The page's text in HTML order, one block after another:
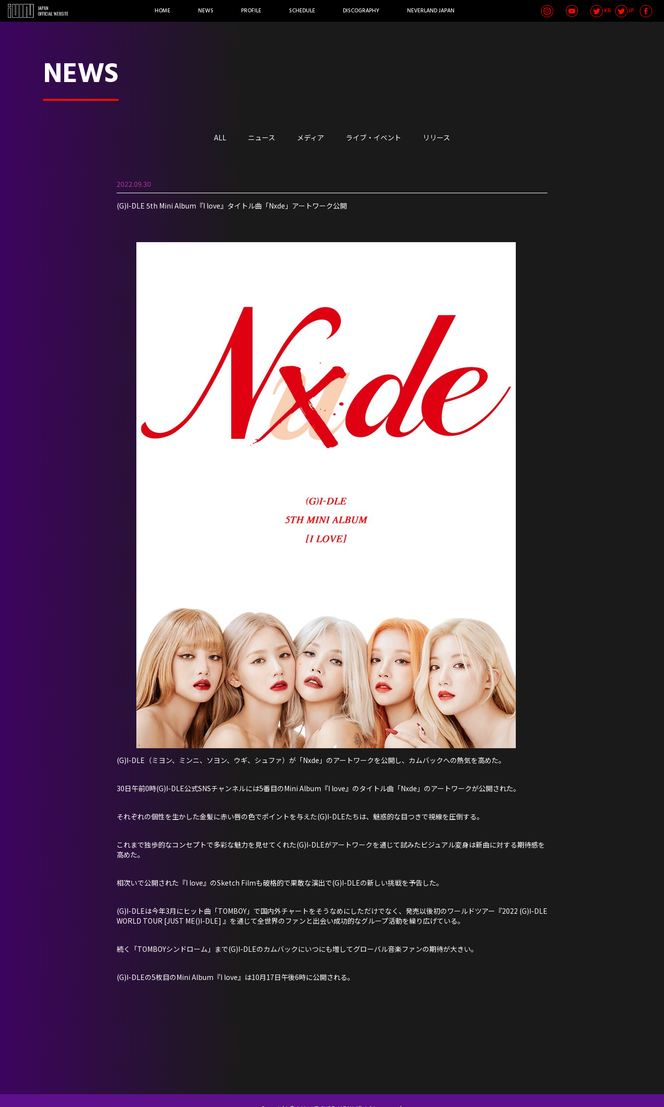
HOME NEWS PROFILE SCHEDULE DISCOGRAPHY NEVERLAND JAPAN KR JP
NEWS
ALL ニュース メディア ライブ・イベント リリース
2022.09.30
(G)I-DLE 5th Mini Album『I love』タイトル曲「Nxde」アートワーク公開
(G)I-DLE（ミヨン、ミンニ、ソヨン、ウギ、シュファ）が「Nxde」のアートワークを公開し、カムバックへの熱気を高めた。
30日午前0時(G)I-DLE公式SNSチャンネルには5番目のMini Album『I love』のタイトル曲「Nxde」のアートワークが公開された。
それぞれの個性を生かした金髪に赤い唇の色でポイントを与えた(G)I-DLEたちは、魅惑的な目つきで視線を圧倒する。
これまで独歩的なコンセプトで多彩な魅力を見せてくれた(G)I-DLEがアートワークを通じて試みたビジュアル変身は新曲に対する期待感を
高めた。
相次いで公開された『I love』のSketch Filmも破格的で果敢な演出で(G)I-DLEの新しい挑戦を予告した。
(G)I-DLEは今年3月にヒット曲「TOMBOY」で国内外チャートをそうなめにしただけでなく、発売以後初のワールドツアー『2022 (G)I-DLE
WORLD TOUR [JUST ME()I-DLE] 』を通じて全世界のファンと出会い成功的なグループ活動を繰り広げている。
続く「TOMBOYシンドローム」まで(G)I-DLEのカムバックにいつにも増してグローバル音楽ファンの期待が大きい。
(G)I-DLEの5枚目のMini Album『I love』は10月17日午後6時に公開される。
NEVERLAND JAPAN
KR JP